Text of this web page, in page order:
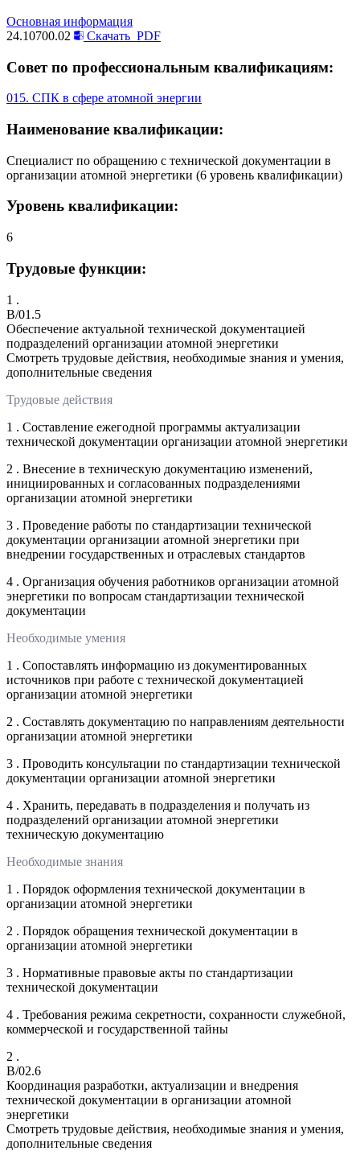
Основная информация
24.10700.02
Скачать PDF
Совет по профессиональным квалификациям:
015. СПК в сфере атомной энергии
Наименование квалификации:
Специалист по обращению с технической документации в
организации атомной энергетики (6 уровень квалификации)
Уровень квалификации:
6
Трудовые функции:
1 .
B/01.5
Обеспечение актуальной технической документацией
подразделений организации атомной энергетики
Смотреть трудовые действия, необходимые знания и умения,
дополнительные сведения
Трудовые действия
1 . Составление ежегодной программы актуализации
технической документации организации атомной энергетики
2 . Внесение в техническую документацию изменений,
инициированных и согласованных подразделениями
организации атомной энергетики
3 . Проведение работы по стандартизации технической
документации организации атомной энергетики при
внедрении государственных и отраслевых стандартов
4 . Организация обучения работников организации атомной
энергетики по вопросам стандартизации технической
документации
Необходимые умения
1 . Сопоставлять информацию из документированных
источников при работе с технической документацией
организации атомной энергетики
2 . Составлять документацию по направлениям деятельности
организации атомной энергетики
3 . Проводить консультации по стандартизации технической
документации организации атомной энергетики
4 . Хранить, передавать в подразделения и получать из
подразделений организации атомной энергетики
техническую документацию
Необходимые знания
1 . Порядок оформления технической документации в
организации атомной энергетики
2 . Порядок обращения технической документации в
организации атомной энергетики
3 . Нормативные правовые акты по стандартизации
технической документации
4 . Требования режима секретности, сохранности служебной,
коммерческой и государственной тайны
2 .
B/02.6
Координация разработки, актуализации и внедрения
технической документации в организации атомной
энергетики
Смотреть трудовые действия, необходимые знания и умения,
дополнительные сведения